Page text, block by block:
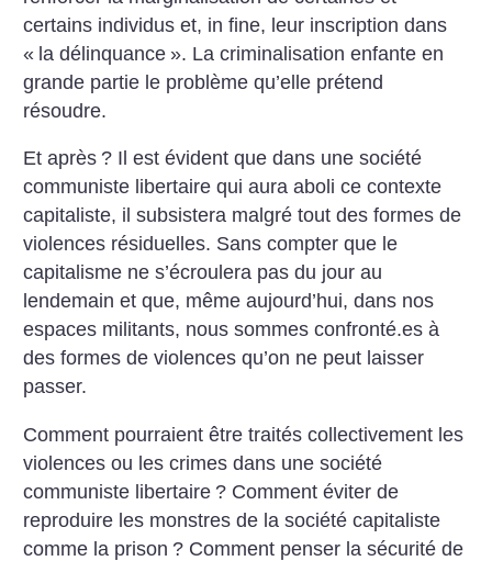
certains individus et, in fine, leur inscription dans
« la délinquance ». La criminalisation enfante en
grande partie le problème qu’elle prétend
résoudre.
Et après ? Il est évident que dans une société
communiste libertaire qui aura aboli ce contexte
capitaliste, il subsistera malgré tout des formes de
violences résiduelles. Sans compter que le
capitalisme ne s’écroulera pas du jour au
lendemain et que, même aujourd’hui, dans nos
espaces militants, nous sommes confronté.es à
des formes de violences qu’on ne peut laisser
passer.
Comment pourraient être traités collectivement les
violences ou les crimes dans une société
communiste libertaire ? Comment éviter de
reproduire les monstres de la société capitaliste
comme la prison ? Comment penser la sécurité de